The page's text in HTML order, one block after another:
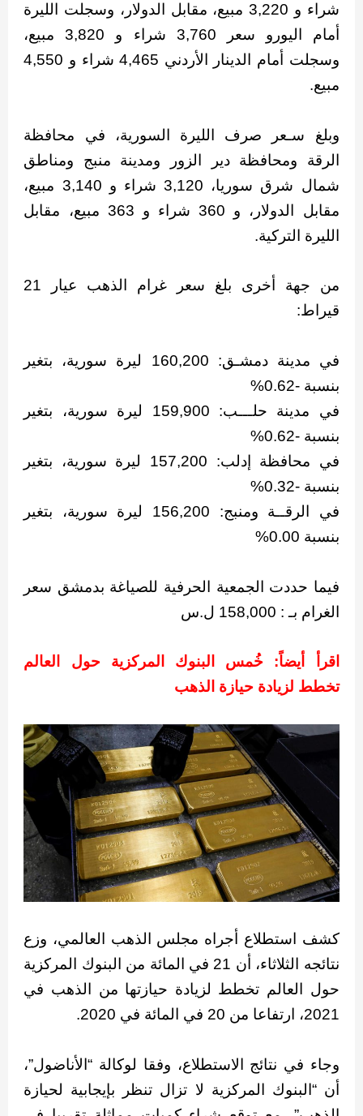
شراء و 3,220 مبيع، مقابل الدولار، وسجلت الليرة
أمام اليورو سعر 3,760 شراء و 3,820 مبيع،
وسجلت أمام الدينار الأردني 4,465 شراء و 4,550
مبيع.
وبلغ سـعر صرف الليرة السورية، في محافظة
الرقة ومحافظة دير الزور ومدينة منبج ومناطق
شمال شرق سوريا، 3,120 شراء و 3,140 مبيع،
مقابل الدولار، و 360 شراء و 363 مبيع، مقابل
الليرة التركية.
من جهة أخرى بلغ سعر غرام الذهب عيار 21
قيراط:
في مدينة دمشـق: 160,200 ليرة سورية، بتغير
بنسبة -0.62%
في مدينة حلـــب: 159,900 ليرة سورية، بتغير
بنسبة -0.62%
في محافظة إدلب: 157,200 ليرة سورية، بتغير
بنسبة -0.32%
في الرقــة ومنبج: 156,200 ليرة سورية، بتغير
بنسبة 0.00%
فيما حددت الجمعية الحرفية للصياغة بدمشق سعر
الغرام بـ : 158,000 ل.س
اقرأ أيضاً: خُمس البنوك المركزية حول العالم
تخطط لزيادة حيازة الذهب
كشف استطلاع أجراه مجلس الذهب العالمي، وزع
نتائجه الثلاثاء، أن 21 في المائة من البنوك المركزية
حول العالم تخطط لزيادة حيازتها من الذهب في
2021، ارتفاعا من 20 في المائة في 2020.
وجاء في نتائج الاستطلاع، وفقا لوكالة “الأناضول”،
أن “البنوك المركزية لا تزال تنظر بإيجابية لحيازة